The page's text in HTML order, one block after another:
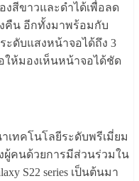
สีขาวและดำได้เพื่อลด
คืน อีกทั้งมาพร้อมกับ
ะดับแสงหน้าจอได้ถึง 3
ให้มองเห็นหน้าจอได้ชัด
เทคโนโลยีระดับพรีเมี่ยม
คนด้วยการมีส่วนร่วมใน
S22 series เป็นต้นมา